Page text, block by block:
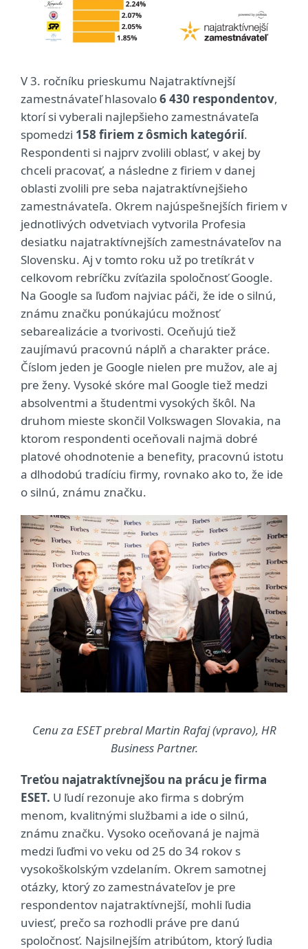
V 3. ročníku prieskumu Najatraktívnejší
zamestnávateľ hlasovalo6 430 respondentov,
ktorí si vyberali najlepšieho zamestnávateľa
spomedzi 158 firiem z ôsmich kategórií.
Respondenti si najprv zvolili oblasť, v akej by
chceli pracovať, a následne z firiem v danej
oblasti zvolili pre seba najatraktívnejšieho
zamestnávateľa. Okrem najúspešnejších firiem v
jednotlivých odvetviach vytvorila Profesia
desiatku najatraktívnejších zamestnávateľov na
Slovensku. Aj v tomto roku už po tretíkrát v
celkovom rebríčku zvíťazila spoločnosť Google.
Na Google sa ľuďom najviac páči, že ide o silnú,
známu značku ponúkajúcu možnosť
sebarealizácie a tvorivosti. Oceňujú tiež
zaujímavú pracovnú náplň a charakter práce.
Číslom jeden je Google nielen pre mužov, ale aj
pre ženy. Vysoké skóre mal Google tiež medzi
absolventmi a študentmi vysokých škôl. Na
druhom mieste skončil Volkswagen Slovakia, na
ktorom respondenti oceňovali najmä dobré
platové ohodnotenie a benefity, pracovnú istotu
a dlhodobú tradíciu firmy, rovnako ako to, že ide
o silnú, známu značku.
Cenu za ESET prebral Martin Rafaj (vpravo), HR
Business Partner.
Treťou najatraktívnejšou na prácu je firma
ESET. U ľudí rezonuje ako firma s dobrým
menom, kvalitnými službami a ide o silnú,
známu značku. Vysoko oceňovaná je najmä
medzi ľuďmi vo veku od 25 do 34 rokov s
vysokoškolským vzdelaním. Okrem samotnej
otázky, ktorý zo zamestnávateľov je pre
respondentov najatraktívnejší, mohli ľudia
uviesť, prečo sa rozhodli práve pre danú
spoločnosť. Najsilnejším atribútom, ktorý ľudia